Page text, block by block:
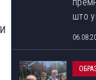
ФОТОГРАФИЈА ОД
што